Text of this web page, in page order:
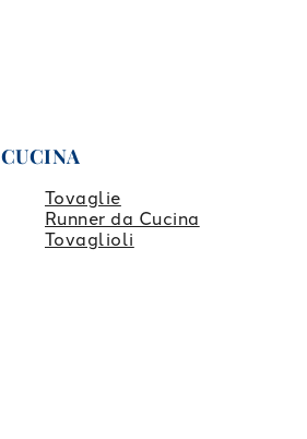
CUCINA
Tovaglie
Runner da Cucina
Tovaglioli